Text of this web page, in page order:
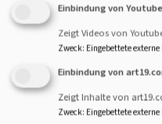
reinschauen &
Sonntagsgedanken auf
Einbindung von
Zeigt Videos von
Zweck: Eingebettete
Einbindung von
Zeigt Inhalte von
Zweck: Eingebettete